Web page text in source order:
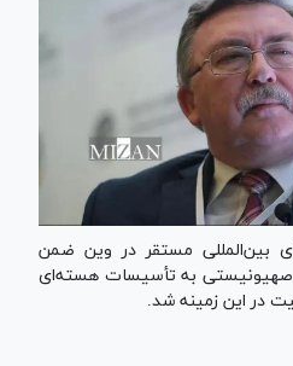
بین‌المللی مستقر در وین ضمن
صهیونیستی به تأسیسات هسته‌ای
در این زمینه شد.